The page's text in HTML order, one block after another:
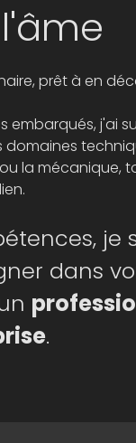
prêt à en
embarqués, j'ai
la mécanique,
je
dans
.